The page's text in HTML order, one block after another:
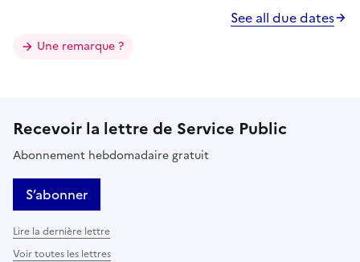
See all due dates
Une remarque ?
Recevoir la lettre de Service Public
Abonnement hebdomadaire gratuit
S’abonner
Lire la dernière lettre
Voir toutes les lettres